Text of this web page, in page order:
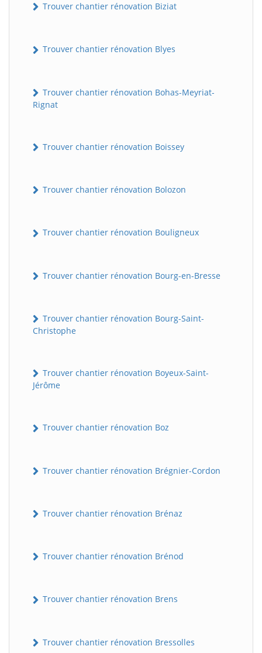
Trouver chantier rénovation Biziat
Trouver chantier rénovation Blyes
Trouver chantier rénovation Bohas-Meyriat-
Rignat
Trouver chantier rénovation Boissey
Trouver chantier rénovation Bolozon
Trouver chantier rénovation Bouligneux
Trouver chantier rénovation Bourg-en-Bresse
Trouver chantier rénovation Bourg-Saint-
Christophe
Trouver chantier rénovation Boyeux-Saint-
Jérôme
Trouver chantier rénovation Boz
Trouver chantier rénovation Brégnier-Cordon
Trouver chantier rénovation Brénaz
Trouver chantier rénovation Brénod
Trouver chantier rénovation Brens
Trouver chantier rénovation Bressolles